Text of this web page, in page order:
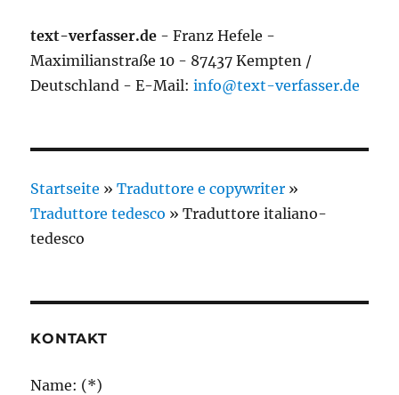
text-verfasser.de - Franz Hefele -
Maximilianstraße 10 - 87437 Kempten /
Deutschland - E-Mail:info@text-verfasser.de
Startseite »Traduttore e copywriter »
Traduttore tedesco »Traduttore italiano-
tedesco
KONTAKT
Name: (*)